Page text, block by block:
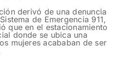
derivó de una denuncia
de Emergencia 911,
que en el estacionamiento
donde se ubica una
mujeres acababan de ser